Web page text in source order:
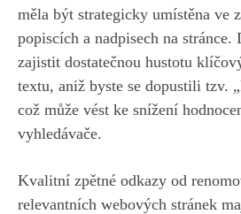
měla být strategicky umístěna ve
popiscích a nadpisech na stránce.
zajistit dostatečnou hustotu
textu, aniž byste se dopustili tzv.
což může vést ke snížení
vyhledávače.
Kvalitní zpětné odkazy od
relevantních webových stránek